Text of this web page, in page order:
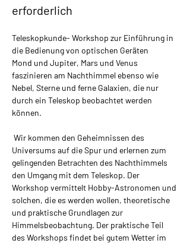
erforderlich
Teleskopkunde- Workshop zur Einführung in
die Bedienung von optischen Geräten
Mond und Jupiter, Mars und Venus
faszinieren am Nachthimmel ebenso wie
Nebel, Sterne und ferne Galaxien, die nur
durch ein Teleskop beobachtet werden
können.
Universums auf die Spur und erlernen zum
gelingenden Betrachten des Nachthimmels
den Umgang mit dem Teleskop. Der
Workshop vermittelt Hobby-Astronomen und
solchen, die es werden wollen, theoretische
und praktische Grundlagen zur
Himmelsbeobachtung. Der praktische Teil
des Workshops findet bei gutem Wetter im